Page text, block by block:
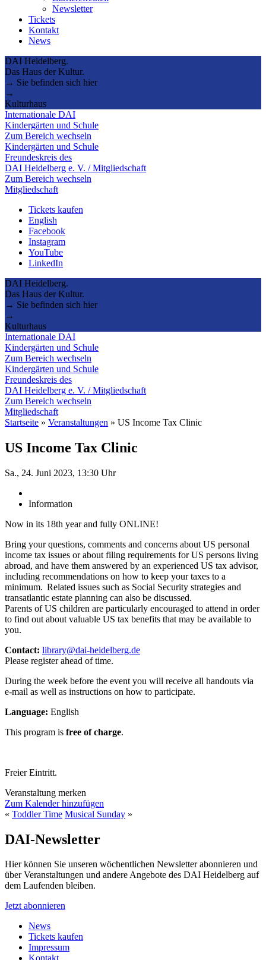
Newsletter
Tickets
Kontakt
News
DAI Heidelberg.
Das Haus der Kultur.
→ Sie befinden sich hier
→
Kulturhaus
Internationale DAI
Kindergärten und Schule
Zum Bereich wechseln
Kindergärten und Schule
Freundeskreis des
DAI Heidelberg e. V. / Mitgliedschaft
Zum Bereich wechseln
Mitgliedschaft
Tickets kaufen
English
Facebook
Instagram
YouTube
LinkedIn
DAI Heidelberg.
Das Haus der Kultur.
→ Sie befinden sich hier
→
Kulturhaus
Internationale DAI
Kindergärten und Schule
Zum Bereich wechseln
Kindergärten und Schule
Freundeskreis des
DAI Heidelberg e. V. / Mitgliedschaft
Zum Bereich wechseln
Mitgliedschaft
Startseite » Veranstaltungen » US Income Tax Clinic
US Income Tax Clinic
Sa., 24. Juni 2023, 13:30 Uhr
Information
Now in its 18th year and fully ONLINE!
Bring your questions, comments and concerns about US personal
income tax issues or about filing requirements for US persons living
abroad, and have them answered by an experienced US tax advisor,
including recommendations on how to keep your taxes to a
minimum. Related issues such as Social Security strategies and
transatlantic estate planning can also be discussed.
Parents of US children are particularly encouraged to attend in order
to find out about valuable US tax benefits that may be available to
you.
Contact: library@dai-heidelberg.de
Please register ahead of time.
During the week before the event you will receive all handouts via
e-mail as well as instructions on how to participate.
Language: English
This program is free of charge.
Freier Eintritt.
Veranstaltung merken
Zum Kalender hinzufügen
« Toddler Time Musical Sunday »
DAI-Newsletter
Hier können Sie unseren wöchentlichen Newsletter abonnieren und
über Veranstaltungen und andere Angebote des DAI Heidelberg auf
dem Laufenden bleiben.
Jetzt abonnieren
News
Tickets kaufen
Impressum